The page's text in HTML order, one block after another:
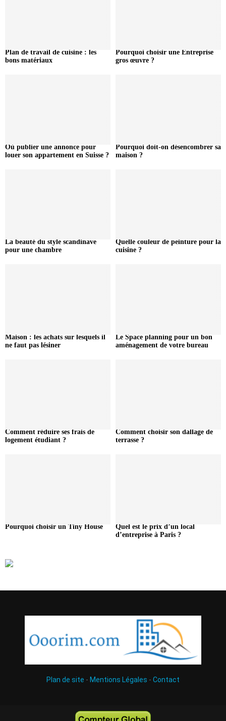
Plan de travail de cuisine : les
bons matériaux
Pourquoi choisir une Entreprise
gros œuvre ?
Où publier une annonce pour
louer son appartement en Suisse ?
Pourquoi doit-on désencombrer sa
maison ?
La beauté du style scandinave
pour une chambre
Quelle couleur de peinture pour la
cuisine ?
Maison : les achats sur lesquels il
ne faut pas lésiner
Le Space planning pour un bon
aménagement de votre bureau
Comment réduire ses frais de
logement étudiant ?
Comment choisir son dallage de
terrasse ?
Pourquoi choisir un Tiny House
Quel est le prix d’un local
d’entreprise à Paris ?
Plan de site - Mentions Légales - Contact